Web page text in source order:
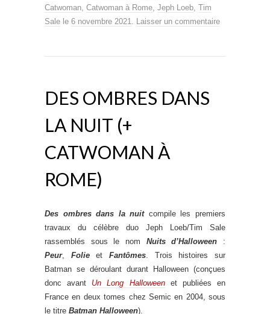
Catwoman Catwoman à Rome Jeph Loeb Tim
Sale le 6 novembre 2021 Laisser un commentaire
DES OMBRES DANS
LA NUIT (+
CATWOMAN À
ROME)
Des ombres dans la nuitcompile les premiers
travaux du célèbre duo Jeph Loeb/Tim Sale
rassemblés sous le nom Nuits d’Halloween :
Peur, FolieetFantômes . Trois histoires sur
Batman se déroulant durant Halloween (conçues
donc avant Un Long Halloweenet publiées en
France en deux tomes chez Semic en 2004, sous
le titre Batman Halloween).